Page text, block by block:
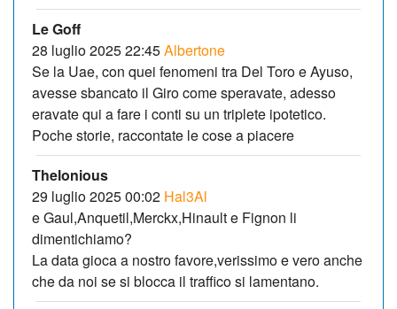
Le Goff
28 luglio 2025 22:45Albertone
Se la Uae, con quei fenomeni tra Del Toro e Ayuso,
avesse sbancato il Giro come speravate, adesso
eravate qui a fare i conti su un triplete ipotetico.
Poche storie, raccontate le cose a piacere
Thelonious
29 luglio 2025 00:02 Hal3Al
e Gaul,Anquetil,Merckx,Hinault e Fignon li
dimentichiamo?
La data gioca a nostro favore,verissimo e vero anche
che da noi se si blocca il traffico si lamentano.